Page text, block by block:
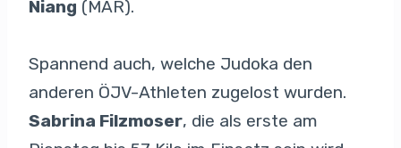
Niang (MAR).
Spannend auch, welche Judoka den
anderen ÖJV-Athleten zugelost wurden.
Sabrina Filzmoser, die als erste am